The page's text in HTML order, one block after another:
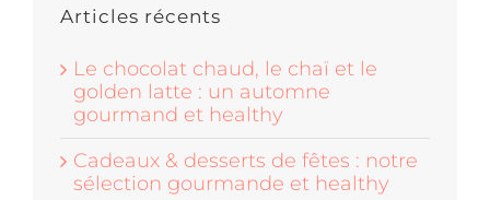
Articles récents
Le chocolat chaud, le chaï et le
golden latte : un automne
gourmand et healthy
Cadeaux & desserts de fêtes : notre
sélection gourmande et healthy